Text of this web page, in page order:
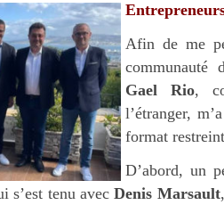
Afin de me
communauté
Gael Rio,
l’étranger,
format
D’abord, un
s’est tenu avecDenis Marsault